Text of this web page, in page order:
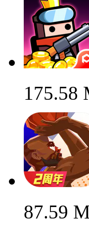
175.58
87.59